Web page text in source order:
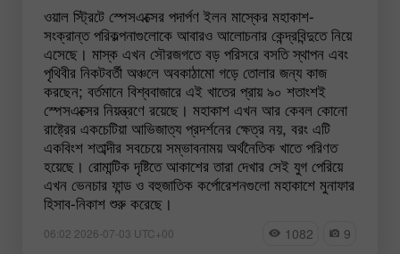
ওয়াল স্ট্রিটে স্পেসএক্সের পদার্পণ ইলন মাস্কের মহাকাশ-
সংক্রান্ত পরিকল্পনাগুলোকে আবারও আলোচনার কেন্দ্রবিন্দুতে নিয়ে
এসেছে। মাস্ক এখন সৌরজগতে বড় পরিসরে বসতি স্থাপন এবং
পৃথিবীর নিকটবর্তী অঞ্চলে অবকাঠামো গড়ে তোলার জন্য কাজ
করছেন; বর্তমানে বিশ্ববাজারে এই খাতের প্রায় ৯০ শতাংশই
স্পেসএক্সের নিয়ন্ত্রণে রয়েছে। মহাকাশ এখন আর কেবল কোনো
রাষ্ট্রের একচেটিয়া আভিজাত্য প্রদর্শনের ক্ষেত্র নয়, বরং এটি
একবিংশ শতাব্দীর সবচেয়ে সম্ভাবনাময় অর্থনৈতিক খাতে পরিণত
হয়েছে। রোমান্টিক দৃষ্টিতে আকাশের তারা দেখার সেই যুগ পেরিয়ে
এখন ভেনচার ফান্ড ও বহুজাতিক কর্পোরেশনগুলো মহাকাশে মুনাফার
হিসাব-নিকাশ শুরু করেছে।
06:02 2026-07-03 UTC+00 1082 9